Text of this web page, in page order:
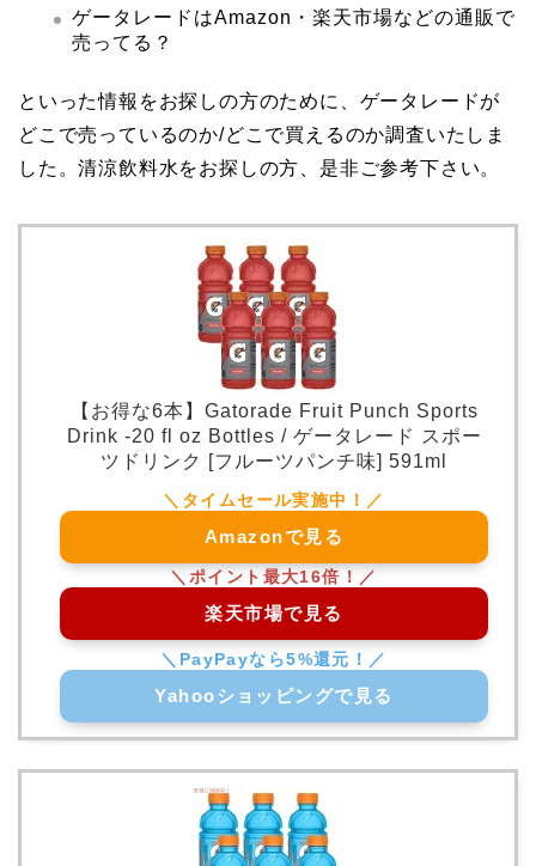
ゲータレードはAmazon・楽天市場などの通販で
売ってる？
といった情報をお探しの方のために、ゲータレードが
どこで売っているのか/どこで買えるのか調査いたしま
した。清涼飲料水をお探しの方、是非ご参考下さい。
【お得な6本】Gatorade Fruit Punch Sports
Drink -20 fl oz Bottles / ゲータレード スポー
ツドリンク [フルーツパンチ味] 591ml
Amazonで見る
楽天市場で見る
Yahooショッピングで見る